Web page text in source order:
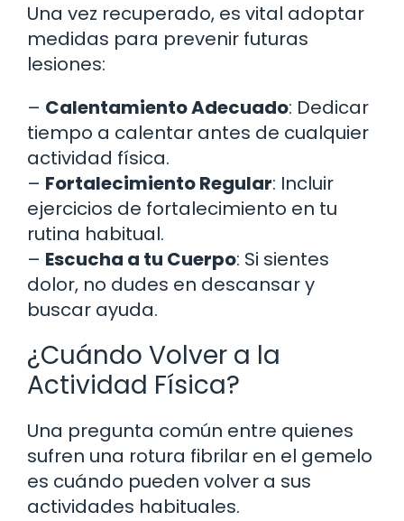
Una vez recuperado, es vital adoptar
medidas para prevenir futuras
lesiones:
– Calentamiento Adecuado: Dedicar
tiempo a calentar antes de cualquier
actividad física.
– Fortalecimiento Regular: Incluir
ejercicios de fortalecimiento en tu
rutina habitual.
– Escucha a tu Cuerpo: Si sientes
dolor, no dudes en descansar y
buscar ayuda.
¿Cuándo Volver a la
Actividad Física?
Una pregunta común entre quienes
sufren una rotura fibrilar en el gemelo
es cuándo pueden volver a sus
actividades habituales.